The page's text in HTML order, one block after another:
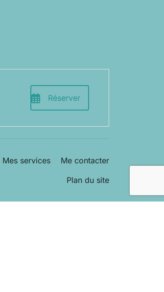
Réserver
Mes services
Me contacter
Plan du site